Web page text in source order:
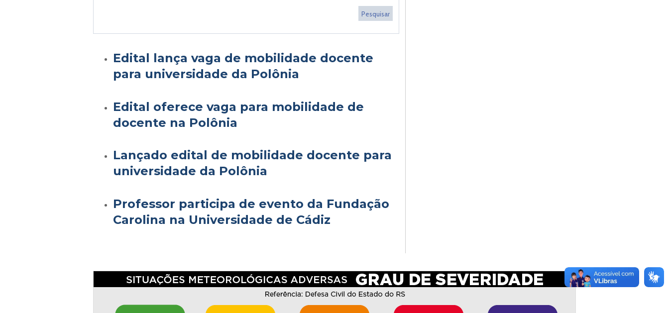
Edital lança vaga de mobilidade docente
para universidade da Polônia
Edital oferece vaga para mobilidade de
docente na Polônia
Lançado edital de mobilidade docente para
universidade da Polônia
Professor participa de evento da Fundação
Carolina na Universidade de Cádiz